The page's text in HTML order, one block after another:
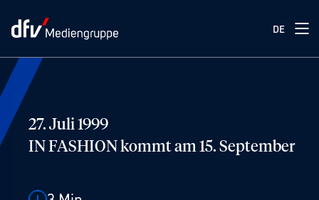
DE
27. Juli 1999
IN FASHION kommt am 15. September